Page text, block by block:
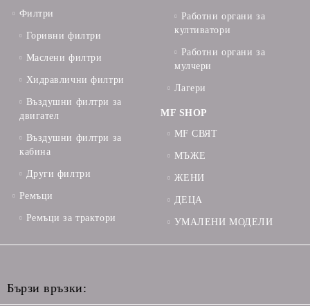
Филтри
Горивни филтри
Маслени филтри
Хидравлични филтри
Въздушни филтри за
двигател
Въздушни филтри за
кабина
Други филтри
Ремъци
Ремъци за трактори
Работни органи за
култиватори
Работни органи за
мулчери
Лагери
MF SHOP
MF СВЯТ
МЪЖЕ
ЖЕНИ
ДЕЦА
УМАЛЕНИ МОДЕЛИ
Бързи връзки: